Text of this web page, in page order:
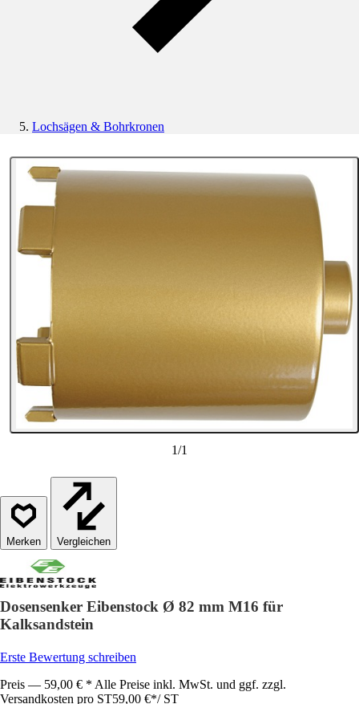
Lochsägen & Bohrkronen
1/1
Vergleichen
Dosensenker Eibenstock Ø 82 mm M16 für
Kalksandstein
Erste Bewertung schreiben
Preis — 59,00 € * Alle Preise inkl. MwSt. und ggf. zzgl.
Versandkosten pro ST59,00 €*/ ST